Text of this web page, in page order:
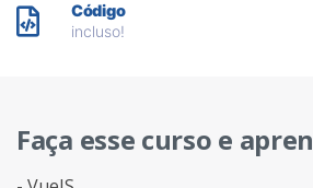
Código
incluso!
Faça esse curso e